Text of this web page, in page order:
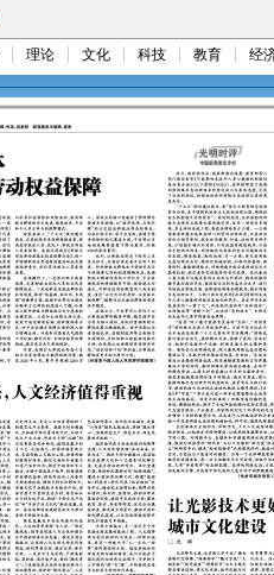
理论 文化 科技 教育 经